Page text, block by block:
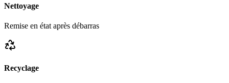
Nettoyage
Remise en état après débarras
Recyclage